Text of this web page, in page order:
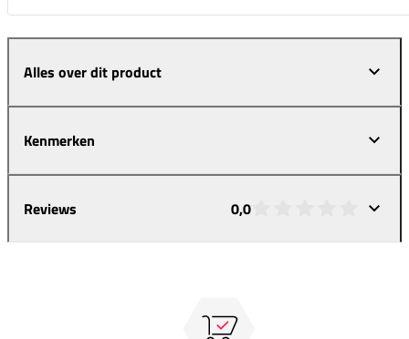
Alles over dit product
Kenmerken
Reviews 0,0